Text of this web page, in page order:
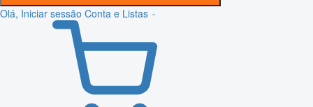
Olá, Iniciar sessão Conta e Listas